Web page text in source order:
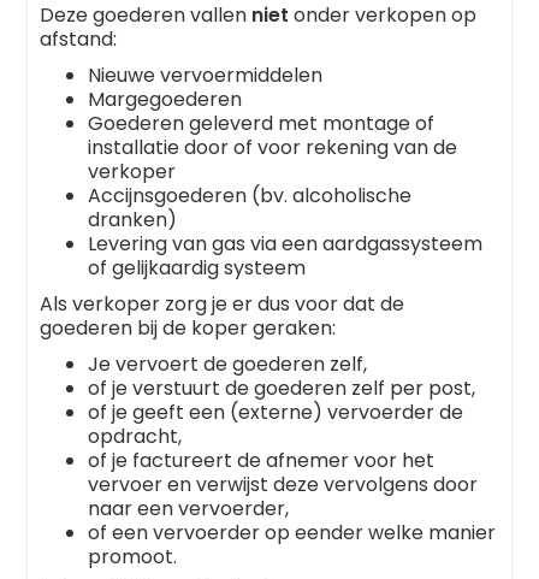
Deze goederen vallen nietonder verkopen op
afstand:
Nieuwe vervoermiddelen
Margegoederen
Goederen geleverd met montage of
installatie door of voor rekening van de
verkoper
Accijnsgoederen (bv. alcoholische
dranken)
Levering van gas via een aardgassysteem
of gelijkaardig systeem
Als verkoper zorg je er dus voor dat de
goederen bij de koper geraken:
Je vervoert de goederen zelf,
of je verstuurt de goederen zelf per post,
of je geeft een (externe) vervoerder de
opdracht,
of je factureert de afnemer voor het
vervoer en verwijst deze vervolgens door
naar een vervoerder,
of een vervoerder op eender welke manier
promoot.